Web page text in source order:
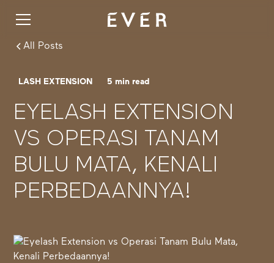
All Posts
LASH EXTENSION 5 min read
EYELASH EXTENSION
VS OPERASI TANAM
BULU MATA, KENALI
PERBEDAANNYA!